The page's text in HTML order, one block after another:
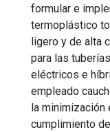
formular e
termoplástico
ligero y de alta
para las
eléctricos e
empleado
la minimización
cumplimiento